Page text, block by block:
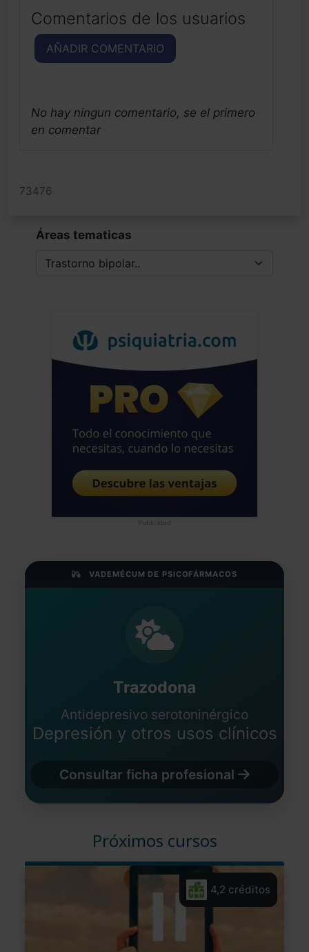
Comentarios de los usuarios
AÑADIR COMENTARIO
No hay ningun comentario, se el primero
en comentar
73476
Áreas tematicas
Publicidad
VADEMÉCUM DE PSICOFÁRMACOS
Trazodona
Antidepresivo serotoninérgico
Depresión y otros usos clínicos
Consultar ficha profesional
Próximos cursos
4,2 créditos